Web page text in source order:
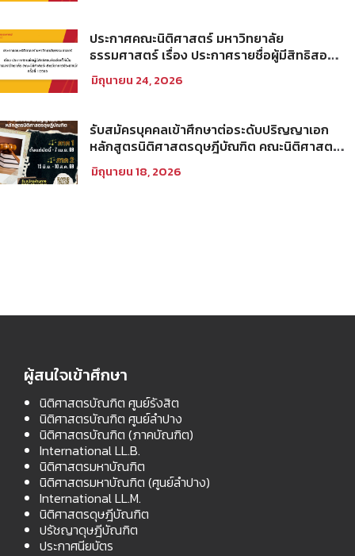
ประกาศคณะนิติศาสตร์ มหาวิทยาลัย
ธรรมศาสตร์ เรื่อง ประกาศรายชื่อผู้มีสิทธิสอบ
คัดเลือกให้เป็นพนักงานมหาวิทยาลัย (คณะ
นิติศาสตร์) สายวิชาการประเภทนักวิจัย ครั้งที่
มิถุนายน 24, 2026
รับสมัครบุคคลเข้าศึกษาต่อระดับปริญญาเอก
หลักสูตรนิติศาสตรดุษฎีบัณฑิต คณะนิติศาสตร์
มหาวิทยาลัยธรรมศาสตร์ ประจำภาคการศึกษา
ที่ 2 ปีการศึกษา 2569
มิถุนายน 18, 2026
ผู้สนใจเข้าศึกษา
นิติศาสตรบัณฑิต ศูนย์รังสิต
นิติศาสตรบัณฑิต ศูนย์ลำปาง
นิติศาสตรบัณฑิต (ภาคบัณฑิต)
International LL.B.
นิติศาสตรมหาบัณฑิต
นิติศาสตรมหาบัณฑิต (ศูนย์ลำปาง)
International LL.M.
นิติศาสตรดุษฎีบัณฑิต
ปรัชญาดุษฎีบัณฑิต
ประกาศนียบัตร